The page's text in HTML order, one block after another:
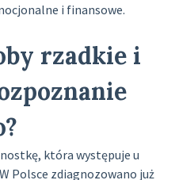
i finansowe.
rzadkie i
która występuje u
Polsce zdiagnozowano już